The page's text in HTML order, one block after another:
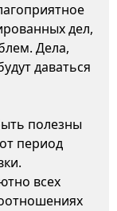
дел,
Дела,
даваться
полезны
период
всех